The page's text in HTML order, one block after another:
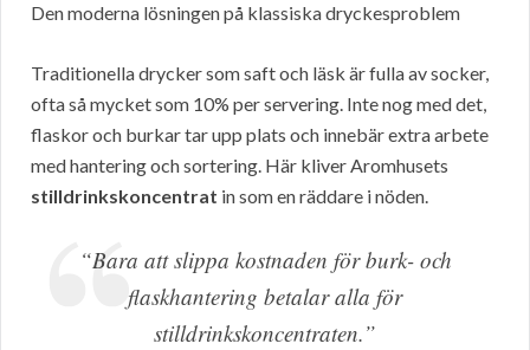
Den moderna lösningen på klassiska dryckesproblem
Traditionella drycker som saft och läsk är fulla av socker,
ofta så mycket som 10% per servering. Inte nog med det,
flaskor och burkar tar upp plats och innebär extra arbete
med hantering och sortering. Här kliver Aromhusets
stilldrinkskoncentrat in som en räddare i nöden.
“Bara att slippa kostnaden för burk- och
flaskhantering betalar alla för
stilldrinkskoncentraten.”